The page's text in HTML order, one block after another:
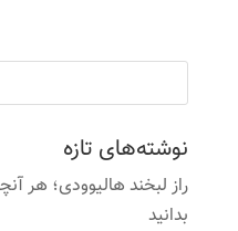
نوشته‌های تازه
راز لبخند هالیوودی؛ هر
بدانید